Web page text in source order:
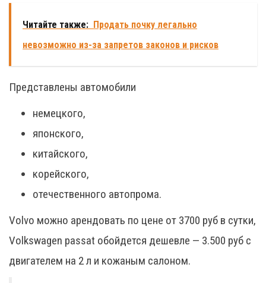
Читайте также: Продать почку легально
невозможно из-за запретов законов и рисков
Представлены автомобили
немецкого,
японского,
китайского,
корейского,
отечественного автопрома.
Volvo можно арендовать по цене от 3700 руб в сутки,
Volkswagen passat обойдется дешевле — 3.500 руб с
двигателем на 2 л и кожаным салоном.